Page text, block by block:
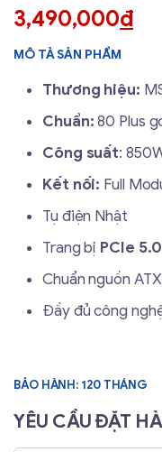
3,490,000đ
MÔ TẢ SẢN PHẨM
Thương hiệu:
Chuẩn:80 Plus
Công suất:
Kết nối: Full
Tụ điện Nhật
Trang bị PCIe 5.0
Chuẩn nguồn
Đầy đủ công
BẢO HÀNH: 120 THÁNG
YÊU CẦU ĐẶT